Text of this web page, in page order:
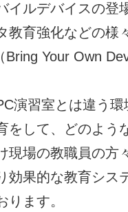
イルデバイスの登
教育強化などの様
Bring Your Own
演習室とは違う
をして、どのよう
現場の教職員の方
効果的な教育シス
ります。